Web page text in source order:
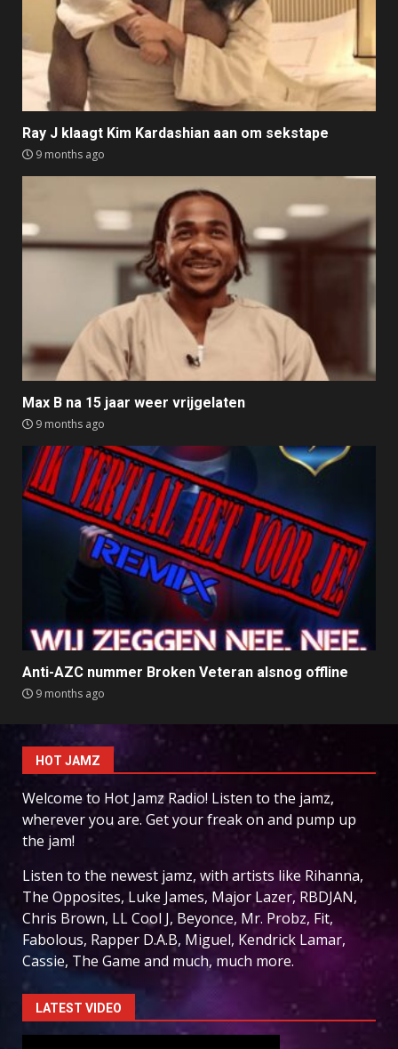
Ray J klaagt Kim Kardashian aan om sekstape
9 months ago
Max B na 15 jaar weer vrijgelaten
9 months ago
Anti-AZC nummer Broken Veteran alsnog offline
9 months ago
HOT JAMZ
Welcome to Hot Jamz Radio! Listen to the jamz,
wherever you are. Get your freak on and pump up
the jam!
Listen to the newest jamz, with artists like Rihanna,
The Opposites, Luke James, Major Lazer, RBDJAN,
Chris Brown, LL Cool J, Beyonce, Mr. Probz, Fit,
Fabolous, Rapper D.A.B, Miguel, Kendrick Lamar,
Cassie, The Game and much, much more.
LATEST VIDEO